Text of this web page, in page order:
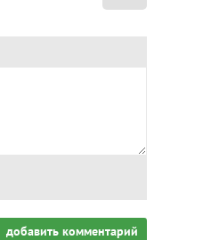
добавить комментарий